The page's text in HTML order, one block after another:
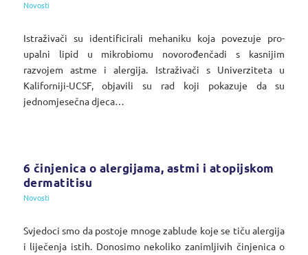
Novosti
Istraživači su identificirali mehaniku koja povezuje pro-
upalni lipid u mikrobiomu novorođenčadi s kasnijim
razvojem astme i alergija. Istraživači s Univerziteta u
Kaliforniji-UCSF, objavili su rad koji pokazuje da su
jednomjesečna djeca…
6 činjenica o alergijama, astmi i atopijskom
dermatitisu
Novosti
Svjedoci smo da postoje mnoge zablude koje se tiču alergija
i liječenja istih. Donosimo nekoliko zanimljivih činjenica o